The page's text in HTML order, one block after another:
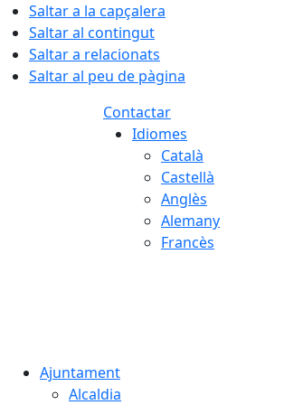
Saltar a la capçalera
Saltar al contingut
Saltar a relacionats
Saltar al peu de pàgina
Contactar
Idiomes
Català
Castellà
Anglès
Alemany
Francès
Ajuntament
Alcaldia